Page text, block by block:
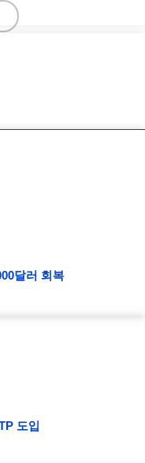
달러 회복
도입